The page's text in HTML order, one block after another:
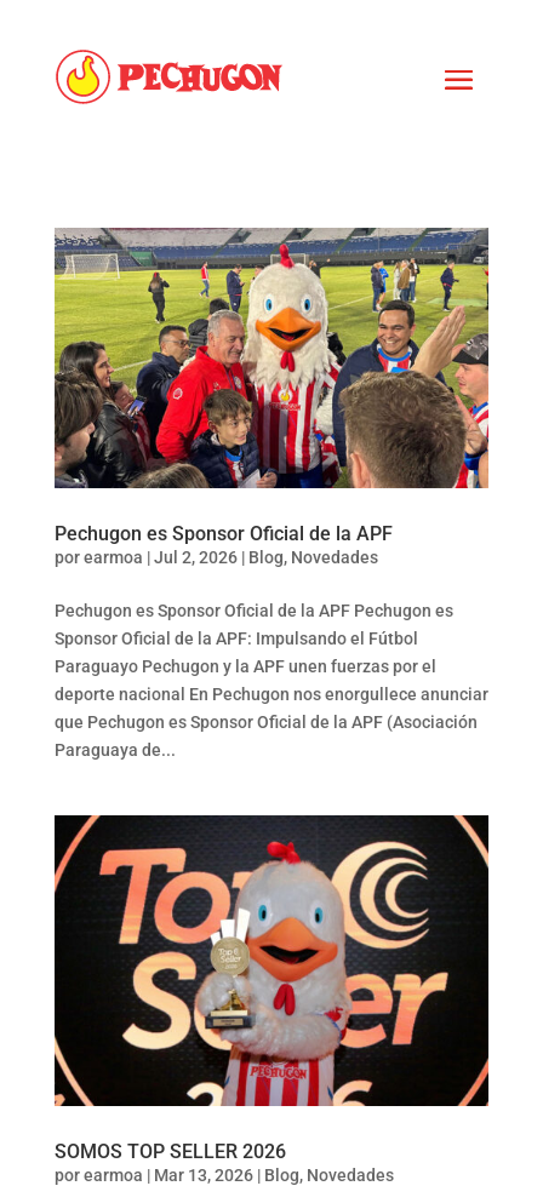
Pechugon es Sponsor Oficial de la APF
porearmoa |Jul 2, 2026| Blog, Novedades
Pechugon es Sponsor Oficial de la APF Pechugon es
Sponsor Oficial de la APF: Impulsando el Fútbol
Paraguayo Pechugon y la APF unen fuerzas por el
deporte nacional En Pechugon nos enorgullece anunciar
que Pechugon es Sponsor Oficial de la APF (Asociación
Paraguaya de...
SOMOS TOP SELLER 2026
porearmoa | Mar 13, 2026| Blog, Novedades